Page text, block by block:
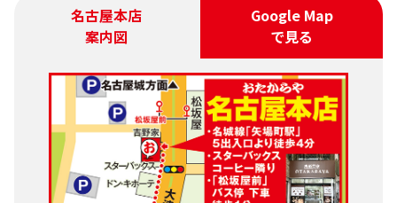
名古屋本店
案内図
Google Map
で見る